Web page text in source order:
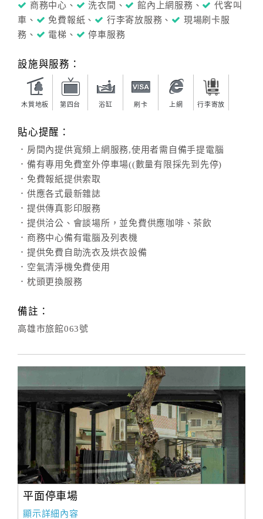
商務中心、 洗衣間、 館內上網服務、
代客叫
車、
免費報紙、 行李寄放服務、
現場刷卡服
務、
電梯、 停車服務
設施與服務：
木質地板 第四台 浴缸 刷卡 上網 行李寄放
貼心提醒：
．房間內提供寬頻上網服務,使用者需自備手提電腦
．備有專用免費室外停車場((數量有限採先到先停)
．免費報紙提供索取
．供應各式最新雜誌
．提供傳真影印服務
．提供洽公、會談場所，並免費供應咖啡、茶飲
．商務中心備有電腦及列表機
．提供免費自助洗衣及烘衣設備
．空氣清淨機免費使用
．枕頭更換服務
備註：
高雄市旅館063號
平面停車場
顯示詳細內容